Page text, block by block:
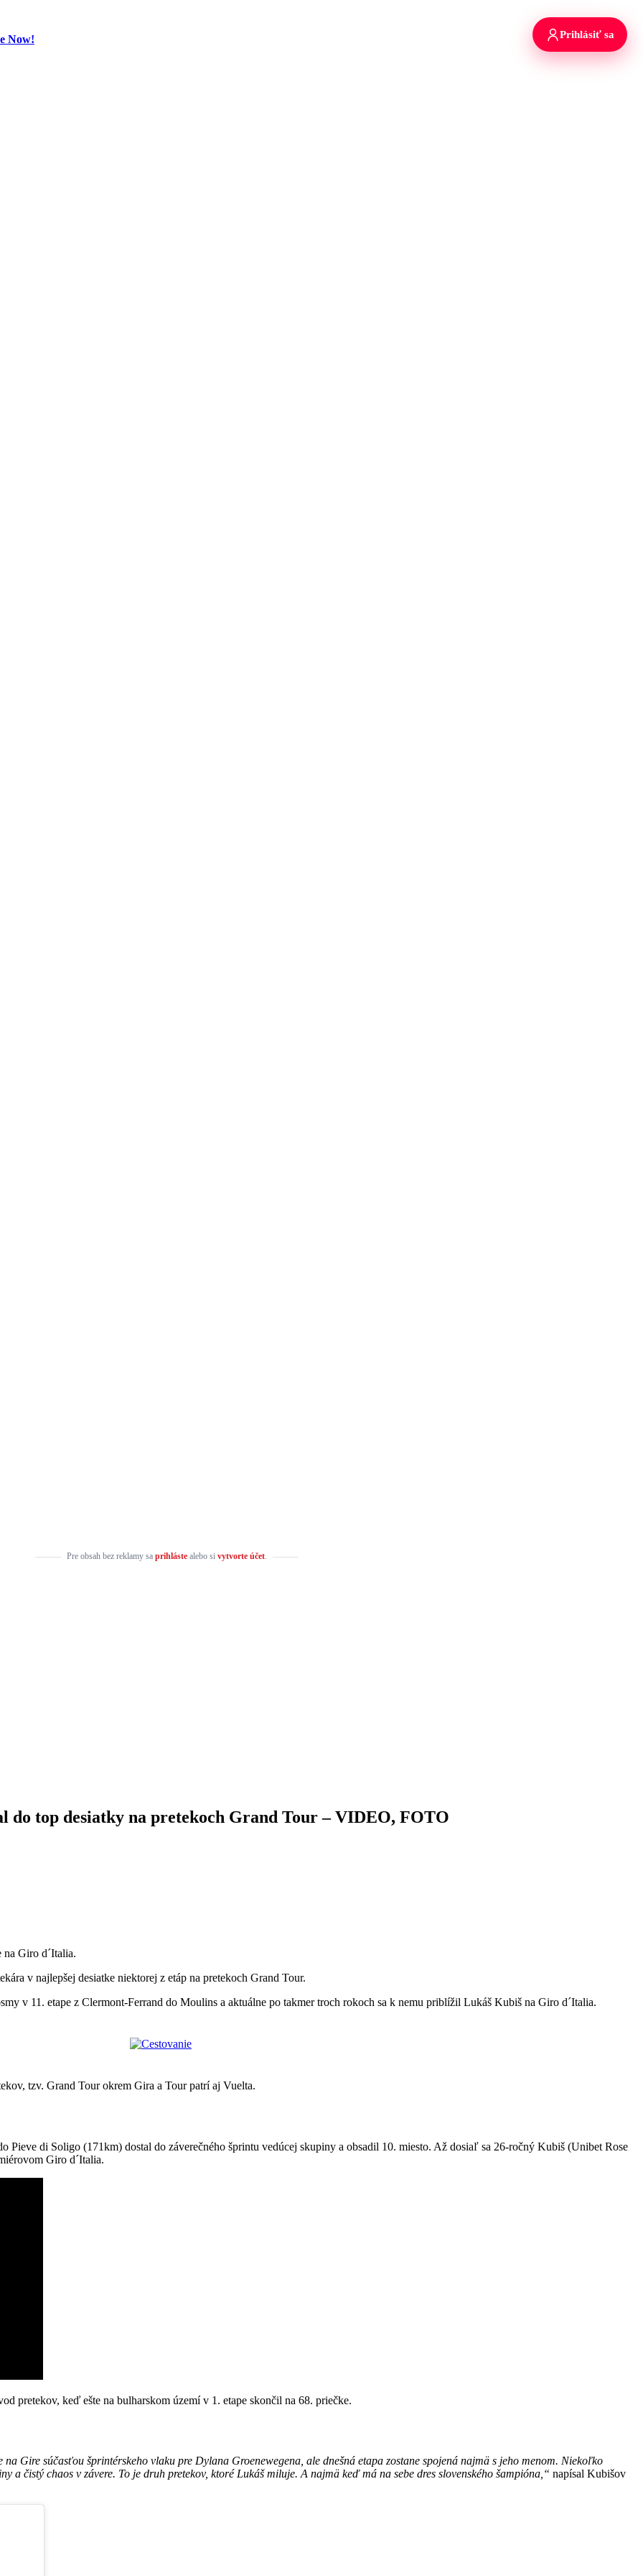
Now!
Pre obsah bez reklamy sa prihlástealebo si vytvorte účet.
do top desiatky na pretekoch Grand Tour – VIDEO, FOTO
Giro d´Italia.
v najlepšej desiatke niektorej z etáp na pretekoch Grand Tour.
v 11. etape z Clermont-Ferrand do Moulins a aktuálne po takmer troch rokoch sa k nemu priblížil Lukáš Kubiš na Giro d´Italia.
tzv. Grand Tour okrem Gira a Tour patrí aj Vuelta.
Pieve di Soligo (171km) dostal do záverečného šprintu vedúcej skupiny a obsadil 10. miesto. Až dosiaľ sa 26-ročný Kubiš (Unibet Rose
Giro d´Italia.
pretekov, keď ešte na bulharskom území v 1. etape skončil na 68. priečke.
Gire súčasťou šprintérskeho vlaku pre Dylana Groenewegena, ale dnešná etapa zostane spojená najmä s jeho menom. Niekoľko
a čistý chaos v závere. To je druh pretekov, ktoré Lukáš miluje. A najmä keď má na sebe dres slovenského šampióna,“ napísal Kubišov
Prihlásiť sa